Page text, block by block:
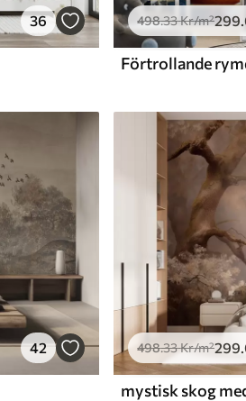
36 498.33Kr/m²299
Förtrollande
42 498.33Kr/m²299
mystisk skog